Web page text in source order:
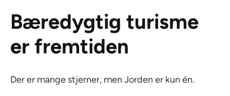
Bæredygtig turisme
er fremtiden
Der er mange stjerner, men Jorden er kun én.